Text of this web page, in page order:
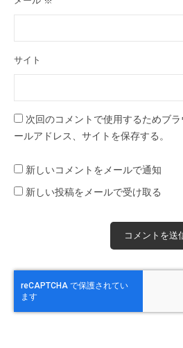
サイト
次回のコメントで使用するためブ
ールアドレス、サイトを保存する。
新しいコメントをメールで通知
新しい投稿をメールで受け取る